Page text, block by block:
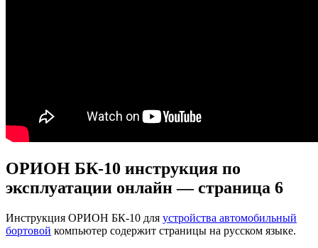
ОРИОН БК-10 инструкция по
эксплуатации онлайн — страница 6
Инструкция ОРИОН БК-10 для устройства автомобильный
бортовой компьютер содержит страницы на русском языке.